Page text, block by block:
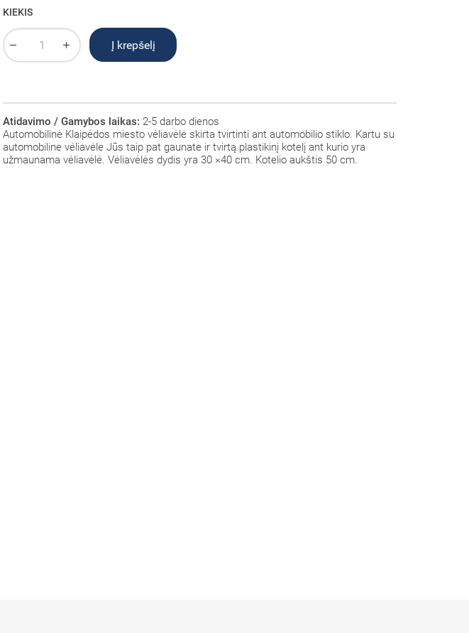
KIEKIS
Į krepšelį
Atidavimo / Gamybos laikas: 2-5 darbo dienos
Automobilinė Klaipėdos miesto vėliavėlė skirta tvirtinti ant automobilio stiklo. Kartu su
automobiline vėliavėle Jūs taip pat gaunate ir tvirtą plastikinį kotelį ant kurio yra
užmaunama vėliavėlė. Vėliavėlės dydis yra 30 ×40 cm. Kotelio aukštis 50 cm.